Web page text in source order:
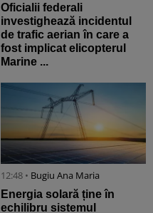
Oficialii federali
investighează incidentul
de trafic aerian în care a
fost implicat elicopterul
Marine ...
12:48 • Bugiu ⁠Ana Maria
Energia solară ține în
echilibru sistemul